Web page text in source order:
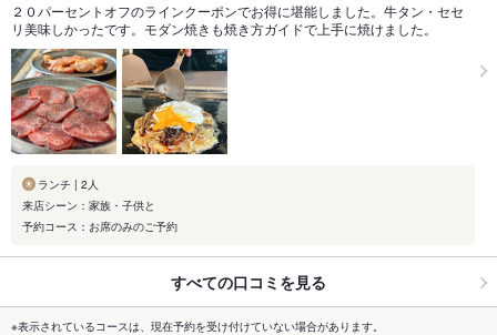
２０パーセントオフのラインクーポンでお得に堪能しました。牛タン・セセ
リ美味しかったです。モダン焼きも焼き方ガイドで上手に焼けました。
ランチ | 2人
来店シーン：家族・子供と
予約コース：お席のみのご予約
すべての口コミを見る
※表示されているコースは、現在予約を受け付けていない場合があります。